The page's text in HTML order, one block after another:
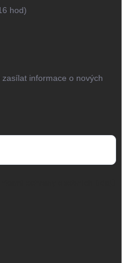
hod)
informace o nových